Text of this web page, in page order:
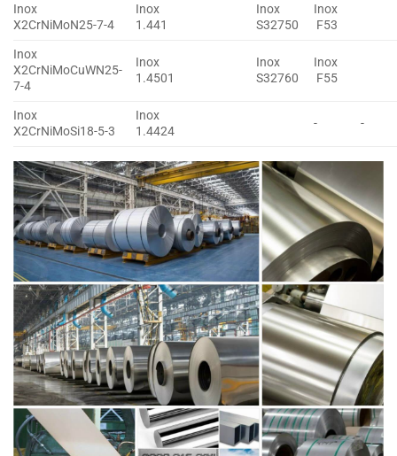
Inox
X2CrNiMoN25-7-4
Inox
1.441
Inox
S32750
Inox
F53
Inox
X2CrNiMoCuWN25-
7-4
Inox
1.4501
Inox
S32760
Inox
F55
Inox
X2CrNiMoSi18-5-3
Inox
1.4424
- -